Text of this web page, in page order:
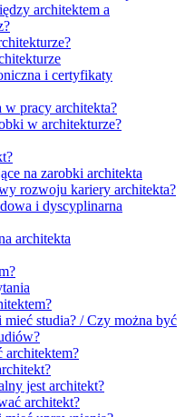
architektem a
i certyfikaty
w pracy architekta?
w architekturze?
na zarobki architekta
rozwoju kariery architekta?
i dyscyplinarna
architekta
studia? / Czy można być
architektem?
jest architekt?
architekt?